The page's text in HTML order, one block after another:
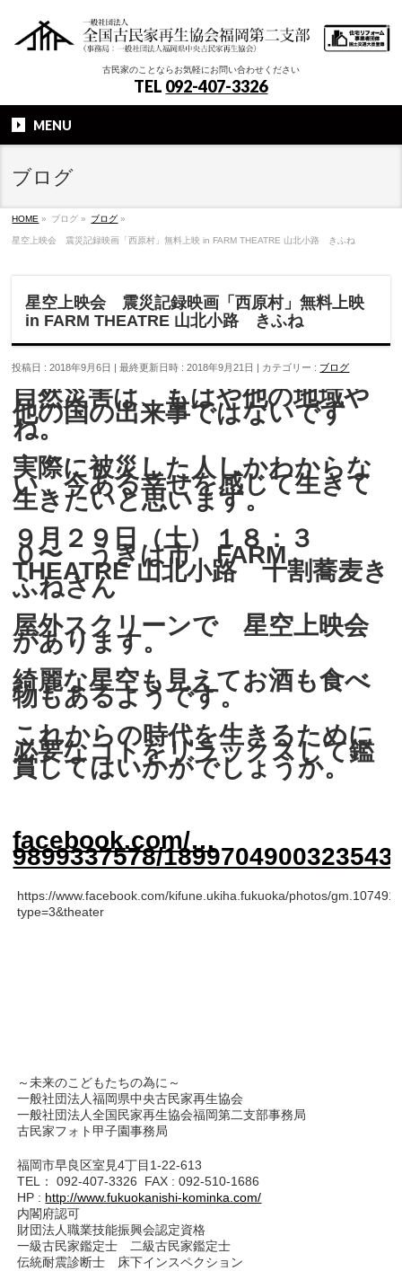
古民家のことならお気軽にお問い合わせください
TEL 092-407-3326
MENU
ブログ
HOME » ブログ » ブログ »
星空上映会 震災記録映画「西原村」無料上映 in FARM THEATRE 山北小路 きふね
星空上映会 震災記録映画「西原村」無料上映
in FARM THEATRE 山北小路 きふね
投稿日 : 2018年9月6日 最終更新日時 : 2018年9月21日 カテゴリー : ブログ
自然災害は、もはや他の地域や
他の国の出来事ではないです
ね。
実際に被災した人しかわからな
い、今ある幸せを感じて生きて
生きたいと思います。
９月２９日（土）１８：３
０〜 うきは市 FARM
THEATRE 山北小路 十割蕎麦き
ふねさん
屋外スクリーンで 星空上映会
があります。
綺麗な星空も見えてお酒も食べ
物もあるようです。
これからの時代を生きるために
必要なコトをリラックスして鑑
賞してはいかがでしょうか。
facebook.com/…
9899337578/1899704900323543
https://www.facebook.com/kifune.ukiha.fukuoka/photos/
type=3&theater
～未来のこどもたちの為に～
一般社団法人福岡県中央古民家再生協会
一般社団法人全国民家再生協会福岡第二支部事務局
古民家フォト甲子園事務局
福岡市早良区室見4丁目1-22-613
TEL： 092-407-3326 FAX : 092-510-1686
HP : http://www.fukuokanishi-kominka.com/
内閣府認可
財団法人職業技能振興会認定資格
一級古民家鑑定士 二級古民家鑑定士
伝統耐震診断士 床下インスペクション